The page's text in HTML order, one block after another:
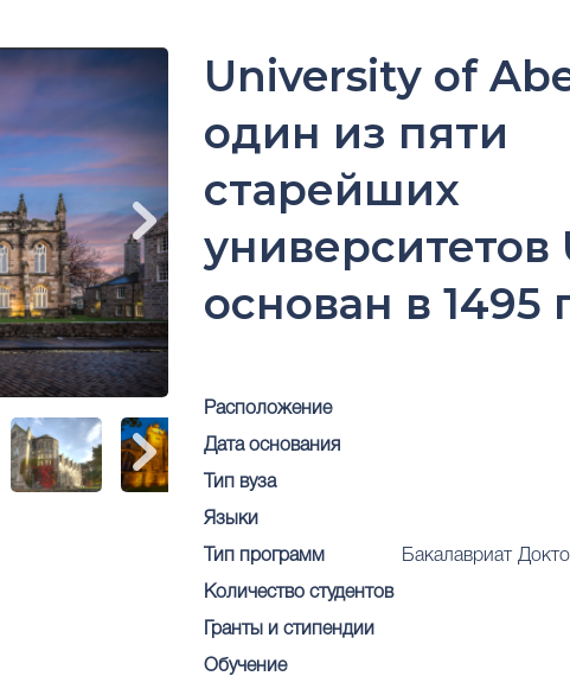
University of
один из пяти
старейших
университетов
основан в 1495
Расположение
Дата основания
Тип вуза
Языки
Тип программ Бакалавриат
Количество студентов
Гранты и стипендии
Обучение